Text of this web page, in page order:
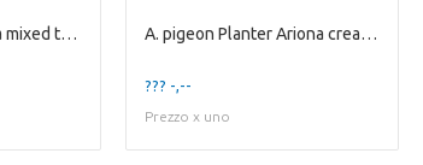
A. pigeon Milk Canna mixed tray 5 assorti A. pigeon Planter Ariona cream+white stripes
??? -,--
Prezzo x uno